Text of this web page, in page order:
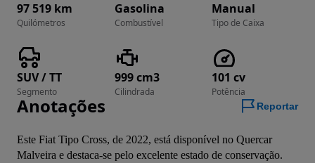
97 519 km
Quilómetros
Gasolina
Combustível
Manual
Tipo de Caixa
SUV / TT
Segmento
999 cm3
Cilindrada
101 cv
Potência
Anotações Reportar
Este Fiat Tipo Cross, de 2022, está disponível no Quercar
Malveira e destaca-se pelo excelente estado de conservação.